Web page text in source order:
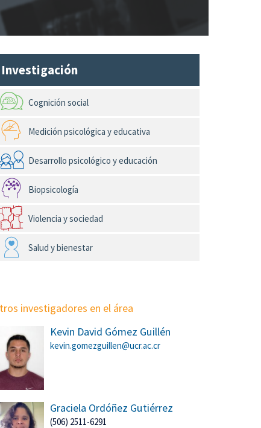
Investigación
Cognición social
Medición psicológica y educativa
Desarrollo psicológico y educación
Biopsicología
Violencia y sociedad
Salud y bienestar
investigadores en el área
Kevin David Gómez Guillén
kevin.gomezguillen@ucr.ac.cr
Graciela Ordóñez Gutiérrez
(506) 2511-6291